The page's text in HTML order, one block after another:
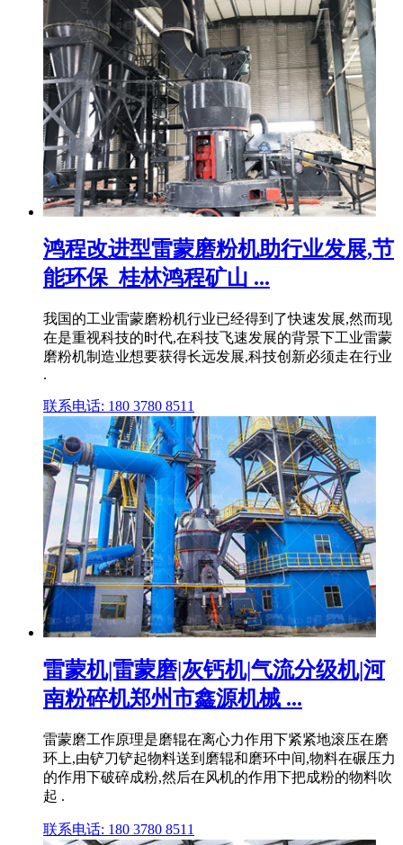
鸿程改进型雷蒙磨粉机助行业发展,节
能环保_桂林鸿程矿山 ...
我国的工业雷蒙磨粉机行业已经得到了快速发展,然而现
在是重视科技的时代,在科技飞速发展的背景下工业雷蒙
磨粉机制造业想要获得长远发展,科技创新必须走在行业
.
联系电话: 180 3780 8511
雷蒙机|雷蒙磨|灰钙机|气流分级机|河
南粉碎机郑州市鑫源机械 ...
雷蒙磨工作原理是磨辊在离心力作用下紧紧地滚压在磨
环上,由铲刀铲起物料送到磨辊和磨环中间,物料在碾压力
的作用下破碎成粉,然后在风机的作用下把成粉的物料吹
起 .
联系电话: 180 3780 8511